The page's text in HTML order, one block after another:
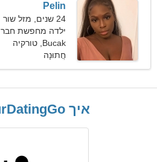
Pelin
24 שנים, מזל שור
ילדה מחפשת חבר 26-31
Bucak, טורקיה
חֲתוּנָה
איך TurDatingGo עובד